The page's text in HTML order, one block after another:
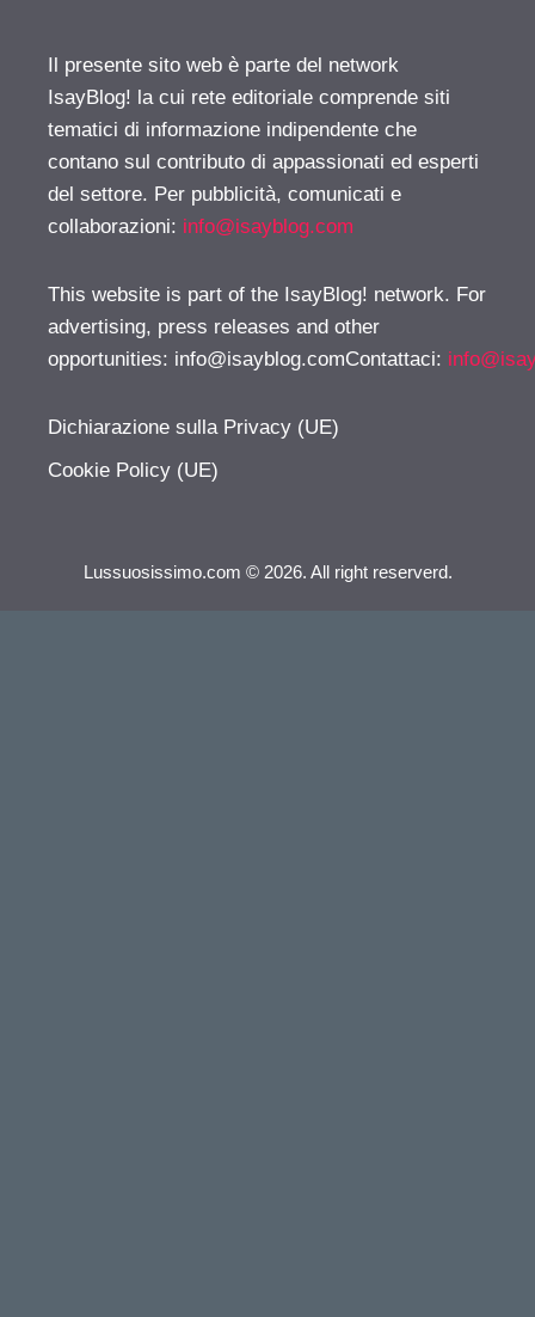
Il presente sito web è parte del network
IsayBlog! la cui rete editoriale comprende siti
tematici di informazione indipendente che
contano sul contributo di appassionati ed esperti
del settore. Per pubblicità, comunicati e
collaborazioni: info@isayblog.com
This website is part of the IsayBlog! network. For
advertising, press releases and other
opportunities: info@isayblog.comContattaci:
Dichiarazione sulla Privacy (UE)
Cookie Policy (UE)
Lussuosissimo.com © 2026. All right reserverd.